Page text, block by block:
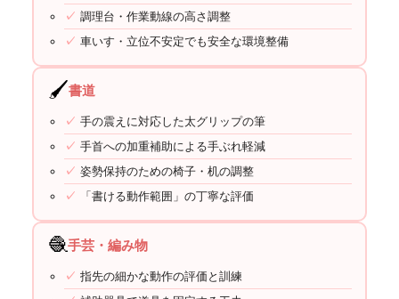
調理台・作業動線の高さ調整
車いす・立位不安定でも安全な環境整備
🖌️書道
手の震えに対応した太グリップの筆
手首への加重補助による手ぶれ軽減
姿勢保持のための椅子・机の調整
「書ける動作範囲」の丁寧な評価
🧶手芸・編み物
指先の細かな動作の評価と訓練